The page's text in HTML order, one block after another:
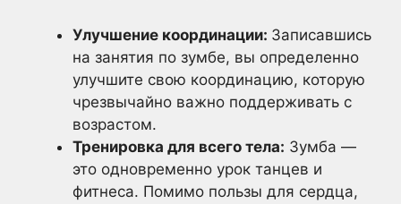
Улучшение координации: Записавшись
на занятия по зумбе, вы определенно
улучшите свою координацию, которую
чрезвычайно важно поддерживать с
возрастом.
Тренировка для всего тела: Зумба —
это одновременно урок танцев и
фитнеса. Помимо пользы для сердца,